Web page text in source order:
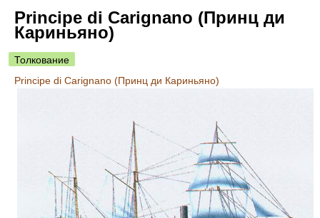
Principe di Carignano (Принц ди
Кариньяно)
Толкование
Principe di Carignano (Принц ди Кариньяно)